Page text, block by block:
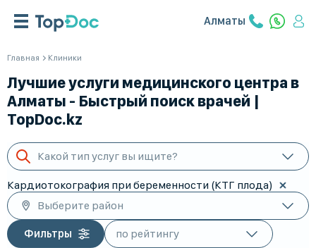
Алматы
Главная Клиники
Лучшие услуги медицинского центра в
Алматы - Быстрый поиск врачей |
TopDoc.kz
Какой тип услуг вы ищите?
Кардиотокография при беременности (КТГ плода)
Выберите район
Фильтры